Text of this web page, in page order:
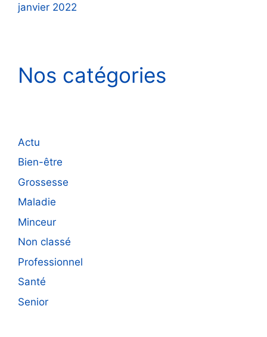
janvier 2022
Nos catégories
Actu
Bien-être
Grossesse
Maladie
Minceur
Non classé
Professionnel
Santé
Senior